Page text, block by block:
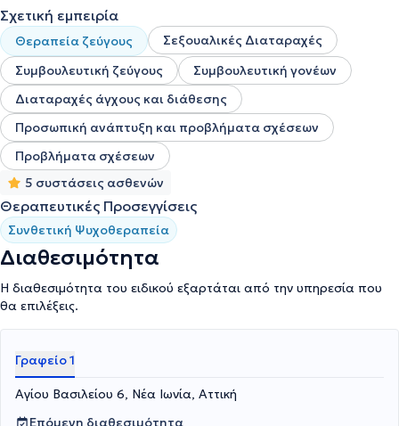
πραγματοποιήθηκε από το Ελληνικό Δίκτυο EFT και εφαρμόζει
διεθνώς αναγνωρισμένες μεθόδους που εστιάζουν στην
ενδυνάμωση της συναισθηματικής σύνδεσης. Στόχος της είναι να
βοηθά ζευγάρια και άτομα να βρουν νέους τρόπους σύνδεσης, να
ξεπεράσουν συγκρούσεις και να δημιουργήσουν σχέσεις με
ασφάλεια και αμοιβαία κατανόηση.
Σχετική εμπειρία
Θεραπεία ζεύγους
Σεξουαλικές Διαταραχές
Συμβουλευτική ζεύγους
Συμβουλευτική γονέων
Διαταραχές άγχους και διάθεσης
Προσωπική ανάπτυξη και προβλήματα σχέσεων
Προβλήματα σχέσεων
5 συστάσεις ασθενών
Θεραπευτικές Προσεγγίσεις
Συνθετική Ψυχοθεραπεία
Διαθεσιμότητα
Η διαθεσιμότητα του ειδικού εξαρτάται από την υπηρεσία που
θα επιλέξεις.
Γραφείο 1
Αγίου Βασιλείου 6, Νέα Ιωνία, Αττική
Επόμενη διαθεσιμότητα